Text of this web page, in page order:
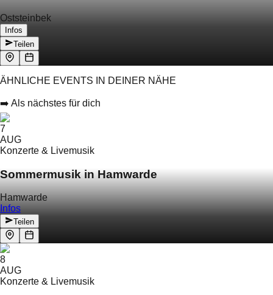
Oststeinbek
Infos
Teilen
ÄHNLICHE EVENTS IN DEINER NÄHE
➡️ Als nächstes für dich
7
AUG
Konzerte & Livemusik
Sommermusik in Hamwarde
Hamwarde
Infos
Teilen
8
AUG
Konzerte & Livemusik